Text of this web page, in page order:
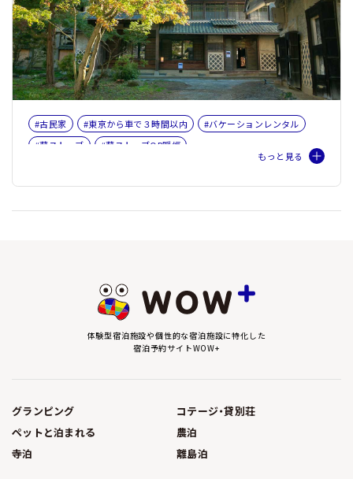
#古民家 #東京から車で３時間以内
#バケーションレンタル
#薪ストーブ
#薪ストーブOR暖炉
体験型宿泊施設や個性的な宿泊施設に特化した
宿泊予約サイトWOW+
グランピング
コテージ・貸別荘
ペットと泊まれる
農泊
寺泊
離島泊